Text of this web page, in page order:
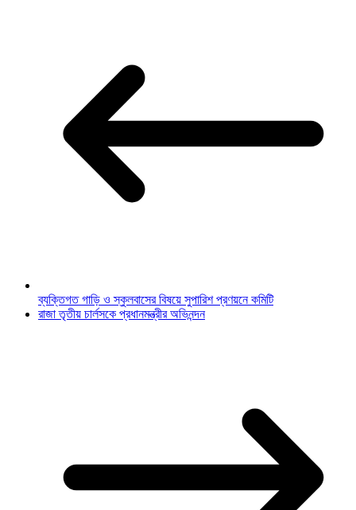
ব্যক্তিগত গাড়ি ও স্কুলবাসের বিষয়ে সুপারিশ প্রণয়নে কমিটি
রাজা তৃতীয় চার্লসকে প্রধানমন্ত্রীর অভিনন্দন